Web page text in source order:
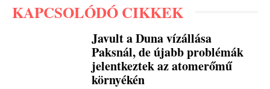
KAPCSOLÓDÓ CIKKEK
Javult a Duna vízállása
Paksnál, de újabb problémák
jelentkeztek az atomerőmű
környékén